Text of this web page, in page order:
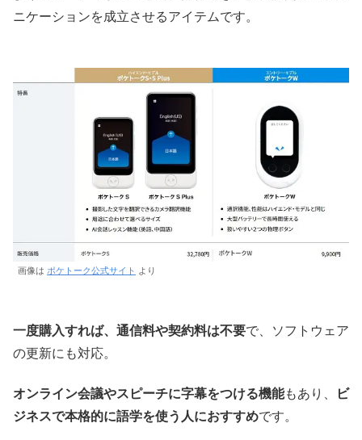
ニケーションを成立させるアイテムです。
画像は ポケトーク公式サイト より
一度購入すれば、通信料や契約料は不要で、ソフトウェア
の更新にも対応。
オンライン会議やスピーチに字幕をつける機能もあり、
ビ
ジネスで本格的に語学を使う人におすすめです。